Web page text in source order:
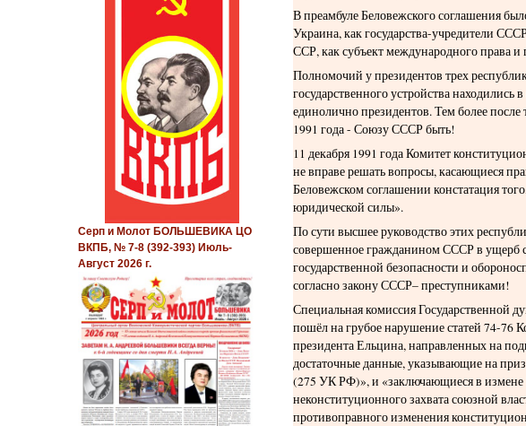
В преамбуле Беловежского соглашения
Украина, как государства-учредители
ССР, как субъект международного права и
Полномочий у президентов трех
государственного устройства
единолично президентов. Тем более
1991 года - Союзу СССР быть!
11 декабря 1991 года Комитет
не вправе решать вопросы, касающиеся
Беловежском соглашении констатация
юридической силы».
По сути высшее руководство этих
совершенное гражданином СССР в ущерб
государственной безопасности и
согласно закону СССР– преступниками!
Специальная комиссия Государственной
пошёл на грубое нарушение статей 74-76
президента Ельцина, направленных на
достаточные данные, указывающие на
(275 УК РФ)», и «заключающиеся в измене
неконституционного захвата союзной
противоправного изменения
Серп и Молот БОЛЬШЕВИКА ЦО
ВКПБ, № 7-8 (392-393) Июль-
Август 2026 г.